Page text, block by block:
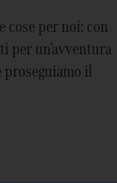
cose per noi: con
per un'avventura
proseguiamo il